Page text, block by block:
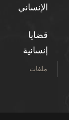
الإنساني
قضايا
إنسانية
ملفات